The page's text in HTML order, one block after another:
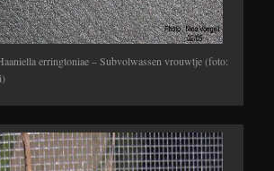
erringtoniae – Subvolwassen vrouwtje (foto: